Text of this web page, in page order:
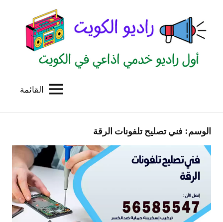
المحتوى
الكويت
للاعلانات
بالكويت
القائمة
الوسم: فني تصليح تلفونات الرقة